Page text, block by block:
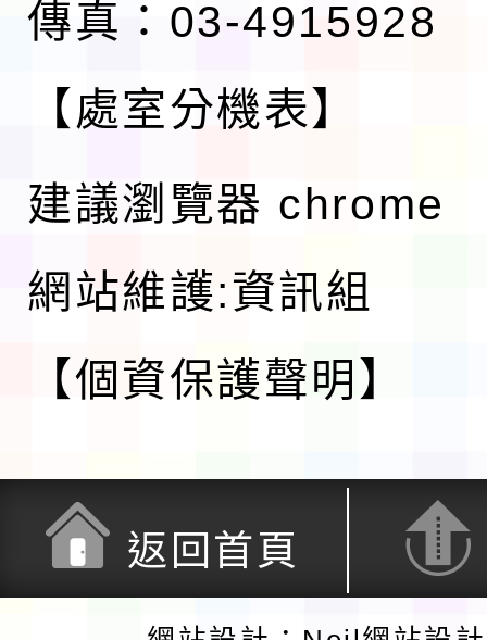
傳真：03-4915928
【處室分機表】
建議瀏覽器 chrome
網站維護:資訊組
【個資保護聲明】
返回首頁